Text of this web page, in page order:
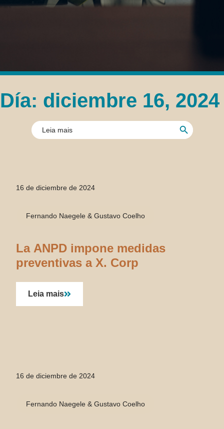
Día: diciembre 16, 2024
Buscar: Botón de
16 de diciembre de 2024
Fernando Naegele & Gustavo Coelho
La ANPD impone medidas
preventivas a X. Corp
Leia mais
16 de diciembre de 2024
Fernando Naegele & Gustavo Coelho